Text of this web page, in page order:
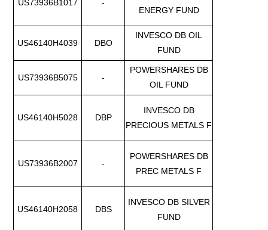
US73936B1017 -
ENERGY FUND
US46140H4039 DBO
INVESCO DB OIL
FUND
US73936B5075 -
POWERSHARES DB
OIL FUND
US46140H5028 DBP
INVESCO DB
PRECIOUS METALS F
US73936B2007 -
POWERSHARES DB
PREC METALS F
US46140H2058 DBS
INVESCO DB SILVER
FUND